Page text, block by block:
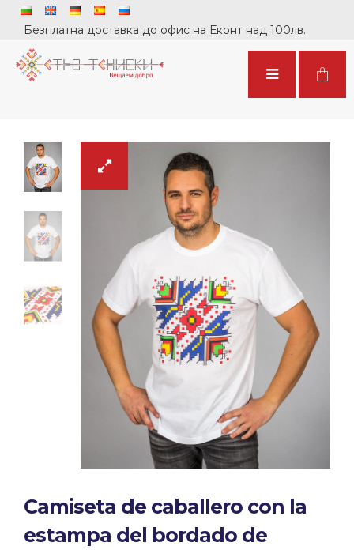
Безплатна доставка до офис на Еконт над 100лв.
Camiseta de caballero con la
estampa del bordado de